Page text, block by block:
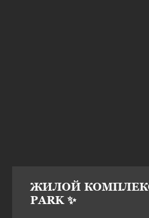
ЖИЛОЙ КОМПЛЕКС
PARK ✨